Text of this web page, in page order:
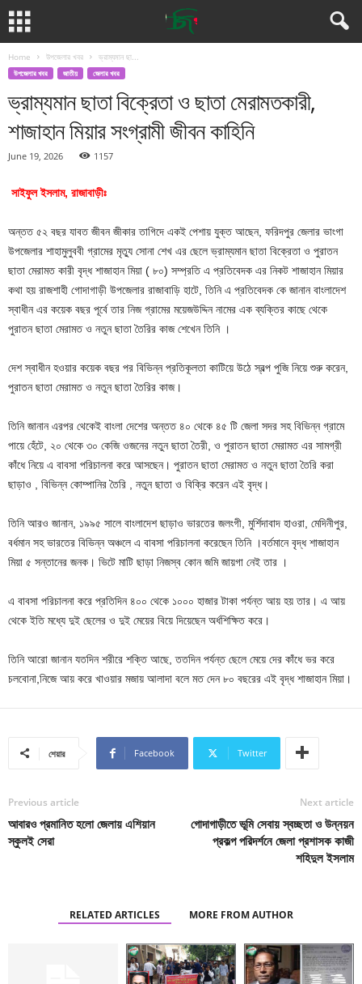
Home উপজেলার খবর ভ্রাম্যমান ছা...
উপজেলার খবর জাতীয় জেলার খবর
ভ্রাম্যমান ছাতা বিক্রেতা ও ছাতা মেরামতকারী,
শাজাহান মিয়ার সংগ্রামী জীবন কাহিনি
June 19, 2026 1157
সাইফুল ইসলাম, রাজাবাড়ীঃ
অন্তত ৫২ বছর যাবত জীবন জীকার তাগিদে একই পেশায় যুক্ত আছেন, ফরিদপুর জেলার ভাংগা
উপজেলার শাহামুলুববী গ্রামের মৃত্যু সোনা শেখ এর ছেলে ভ্রাম্যমান ছাতা বিক্রেতা ও পুরাতন
ছাতা মেরামত কারী বৃদ্ধ শাজাহান মিয়া ( ৮০) সম্প্রতি এ প্রতিবেদক এর নিকট শাজাহান মিয়ার
কথা হয় রাজশাহী গোদাগাড়ী উপজেলার রাজাবাড়ি হাটে, তিনি এ প্রতিবেদক কে জানান বাংলাদেশ
স্বাধীন এর কয়েক বছর পূর্বে তার নিজ গ্রামের ময়েজউদ্দিন নামের এক ব্যক্তির কাছে থেকে
পুরাতন ছাতা মেরামত ও নতুন ছাতা তৈরির কাজ শেখেন তিনি ।
দেশ স্বাধীন হওয়ার কয়েক বছর পর বিভিন্ন প্রতিকূলতা কাটিয়ে উঠে স্বল্প পুজি নিয়ে শুরু করেন,
পুরাতন ছাতা মেরামত ও নতুন ছাতা তৈরির কাজ।
তিনি জানান এরপর থেকেই বাংলা দেশের অন্তত ৪০ থেকে ৪৫ টি জেলা সদর সহ বিভিন্ন গ্রামে
পায়ে হেঁটে, ২০ থেকে ৩০ কেজি ওজনের নতুন ছাতা তৈরী, ও পুরাতন ছাতা মেরামত এর সামগ্রী
কাঁধে নিয়ে এ বাবসা পরিচালনা করে আসছেন। পুরাতন ছাতা মেরামত ও নতুন ছাতা তৈরি করা
ছাড়াও , বিভিন্ন কোম্পানির তৈরি , নতুন ছাতা ও বিক্রি করেন এই বৃদ্ধ।
তিনি আরও জানান, ১৯৯৫ সালে বাংলাদেশ ছাড়াও ভারতের জলংগী, মুর্শিদাবাদ হাওরা, মেদিনীপুর,
বর্ধমান সহ ভারতের বিভিন্ন অঞ্চলে এ বাবসা পরিচালনা করেছেন তিনি ।বর্তমানে বৃদ্ধ শাজাহান
মিয়া ৫ সন্তানের জনক। ভিটে মাটি ছাড়া নিজস্ব কোন জমি জায়গা নেই তার ।
এ বাবসা পরিচালনা করে প্রতিদিন ৪০০ থেকে ১০০০ হাজার টাকা পর্যন্ত আয় হয় তার। এ আয়
থেকে ইতি মধ্যে দুই ছেলের ও দুই মেয়ের বিয়ে দিয়েছেন অর্ধশিক্ষিত করে।
তিনি আরো জানান যতদিন শরীরে শক্তি আছে, ততদিন পর্যন্ত ছেলে মেয়ে দের কাঁধে ভর করে
চলবোনা,নিজে আয় করে খাওয়ার মজায় আলাদা বলে মত দেন ৮০ বছরের এই বৃদ্ধ শাজাহান মিয়া।
শেয়ার Facebook Twitter
Previous article
আবারও প্রমানিত হলো জেলায় এশিয়ান
স্কুলই সেরা
Next article
গোদাগাড়ীতে ভূমি সেবায় স্বচ্ছতা ও উন্নয়ন
প্রকল্প পরিদর্শনে জেলা প্রশাসক কাজী
শহিদুল ইসলাম
RELATED ARTICLES MORE FROM AUTHOR